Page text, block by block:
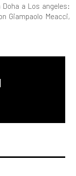
Doha a Los angeles:
Giampaolo Meacci,